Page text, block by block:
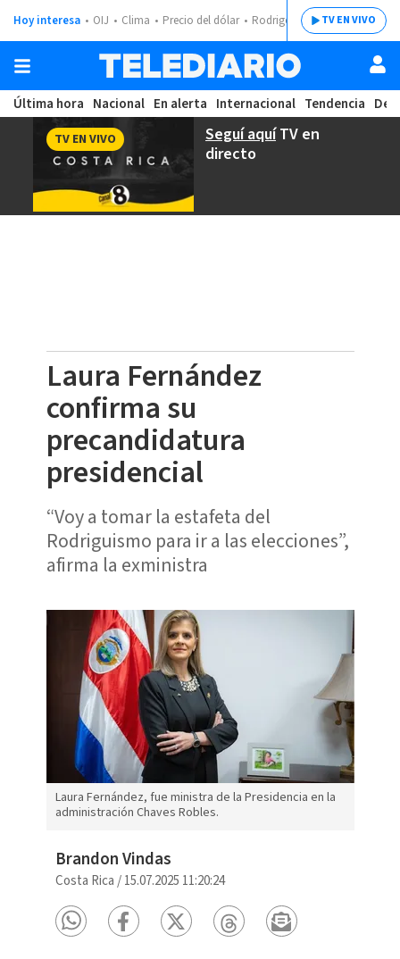
Hoy interesa OIJ Clima Precio del dólar Rodrigo ChavesTV EN VIVO
Última hora Nacional En alerta Internacional Tendencia
Seguí aquíTV en
directo
TV EN VIVO
Laura Fernández
confirma su
precandidatura
presidencial
“Voy a tomar la estafeta del
Rodriguismo para ir a las elecciones”,
afirma la exministra
Laura Fernández, fue ministra de la Presidencia en la
administración Chaves Robles.
Brandon Vindas
Costa Rica /15.07.2025 11:20:24